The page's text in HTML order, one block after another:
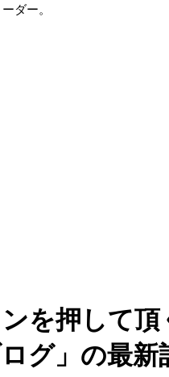
ダー。
を押して頂
グ」の最新